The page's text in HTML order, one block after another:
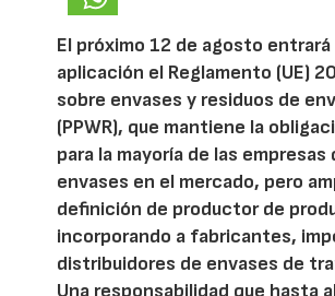
El próximo 12 de agosto entrará
aplicación el Reglamento (UE)
sobre envases y residuos de
(PPWR), que mantiene la
para la mayoría de las empresas
envases en el mercado, pero
definición de productor de
incorporando a fabricantes,
distribuidores de envases de
Una responsabilidad que hasta